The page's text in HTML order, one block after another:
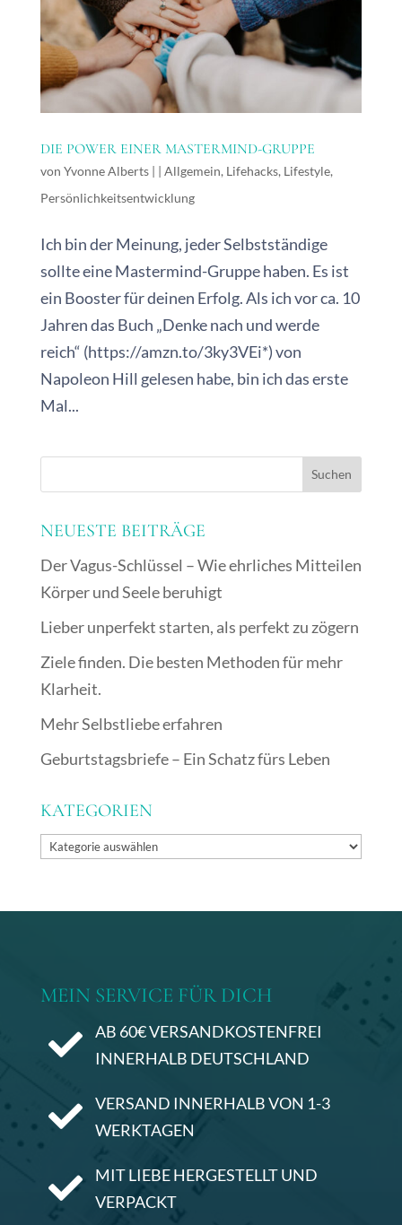
DIE POWER EINER MASTERMIND-GRUPPE
von Yvonne Alberts| | Allgemein, Lifehacks, Lifestyle,
Persönlichkeitsentwicklung
Ich bin der Meinung, jeder Selbstständige
sollte eine Mastermind-Gruppe haben. Es ist
ein Booster für deinen Erfolg. Als ich vor ca. 10
Jahren das Buch „Denke nach und werde
reich“ (https://amzn.to/3ky3VEi*) von
Napoleon Hill gelesen habe, bin ich das erste
Mal...
NEUESTE BEITRÄGE
Der Vagus-Schlüssel – Wie ehrliches Mitteilen
Körper und Seele beruhigt
Lieber unperfekt starten, als perfekt zu zögern
Ziele finden. Die besten Methoden für mehr
Klarheit.
Mehr Selbstliebe erfahren
Geburtstagsbriefe – Ein Schatz fürs Leben
KATEGORIEN
Kategorien
MEIN SERVICE FÜR DICH

AB 60€ VERSANDKOSTENFREI
INNERHALB DEUTSCHLAND

VERSAND INNERHALB VON 1-3
WERKTAGEN

MIT LIEBE HERGESTELLT UND
VERPACKT